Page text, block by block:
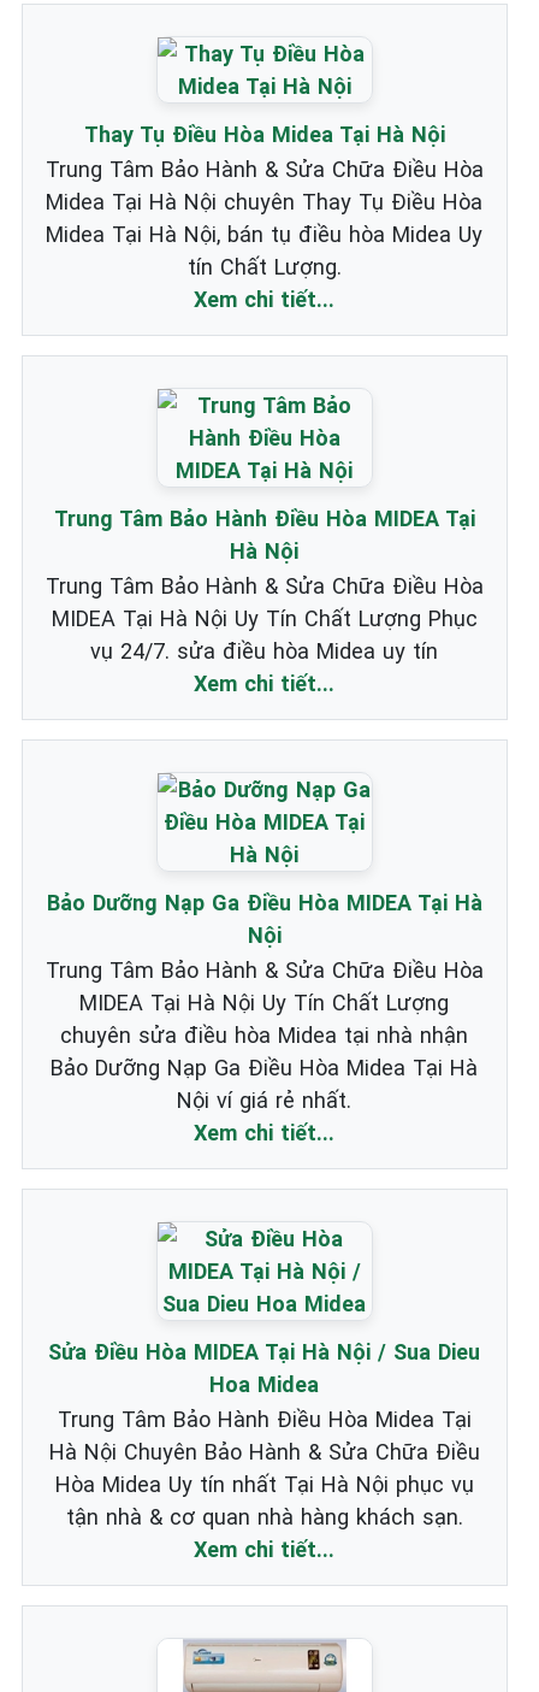
Thay Tụ Điều Hòa Midea Tại Hà Nội
Trung Tâm Bảo Hành & Sửa Chữa Điều Hòa
Midea Tại Hà Nội chuyên Thay Tụ Điều Hòa
Midea Tại Hà Nội, bán tụ điều hòa Midea Uy
tín Chất Lượng.
Xem chi tiết...
Trung Tâm Bảo Hành Điều Hòa MIDEA Tại
Hà Nội
Trung Tâm Bảo Hành & Sửa Chữa Điều Hòa
MIDEA Tại Hà Nội Uy Tín Chất Lượng Phục
vụ 24/7. sửa điều hòa Midea uy tín
Xem chi tiết...
Bảo Dưỡng Nạp Ga Điều Hòa MIDEA Tại Hà
Nội
Trung Tâm Bảo Hành & Sửa Chữa Điều Hòa
MIDEA Tại Hà Nội Uy Tín Chất Lượng
chuyên sửa điều hòa Midea tại nhà nhận
Bảo Dưỡng Nạp Ga Điều Hòa Midea Tại Hà
Nội ví giá rẻ nhất.
Xem chi tiết...
Sửa Điều Hòa MIDEA Tại Hà Nội / Sua Dieu
Hoa Midea
Trung Tâm Bảo Hành Điều Hòa Midea Tại
Hà Nội Chuyên Bảo Hành & Sửa Chữa Điều
Hòa Midea Uy tín nhất Tại Hà Nội phục vụ
tận nhà & cơ quan nhà hàng khách sạn.
Xem chi tiết...